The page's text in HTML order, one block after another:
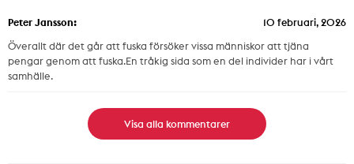
Peter Jansson:
10 februari, 2026
Överallt där det går att fuska försöker vissa människor att tjäna
pengar genom att fuska.En tråkig sida som en del individer har i vårt
samhälle.
Visa alla kommentarer